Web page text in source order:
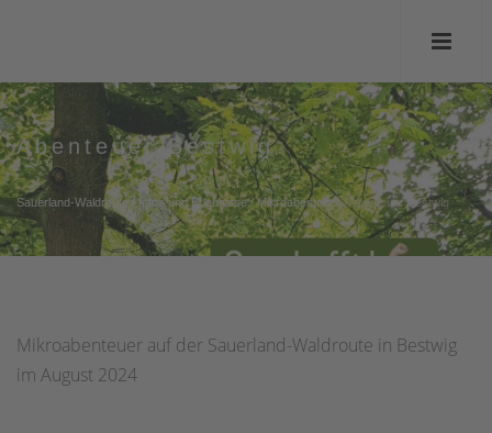
Abenteuer Bestwig
Sauerland-Waldroute /Infos und Erlebnisse/Mikroabenteuer/Abenteuer Bestwig
Mikroabenteuer auf der Sauerland-Waldroute in Bestwig
im August 2024